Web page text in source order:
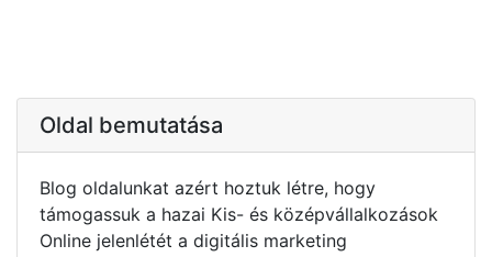
Oldal bemutatása
Blog oldalunkat azért hoztuk létre, hogy
támogassuk a hazai Kis- és középvállalkozások
Online jelenlétét a digitális marketing